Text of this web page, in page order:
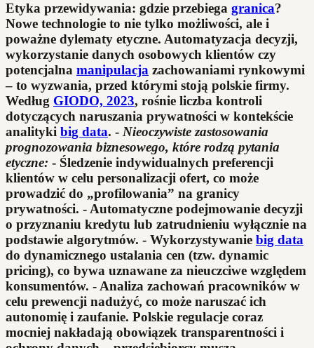
Etyka przewidywania: gdzie przebiega granica?
Nowe technologie to nie tylko możliwości, ale i
poważne dylematy etyczne. Automatyzacja decyzji,
wykorzystanie danych osobowych klientów czy
potencjalna manipulacja zachowaniami rynkowymi
– to wyzwania, przed którymi stoją polskie firmy.
Według GIODO, 2023, rośnie liczba kontroli
dotyczących naruszania prywatności w kontekście
analityki big data. - Nieoczywiste zastosowania
prognozowania biznesowego, które rodzą pytania
etyczne: - Śledzenie indywidualnych preferencji
klientów w celu personalizacji ofert, co może
prowadzić do „profilowania” na granicy
prywatności. - Automatyczne podejmowanie decyzji
o przyznaniu kredytu lub zatrudnieniu wyłącznie na
podstawie algorytmów. - Wykorzystywanie big data
do dynamicznego ustalania cen (tzw. dynamic
pricing), co bywa uznawane za nieuczciwe względem
konsumentów. - Analiza zachowań pracowników w
celu prewencji nadużyć, co może naruszać ich
autonomię i zaufanie. Polskie regulacje coraz
mocniej nakładają obowiązek transparentności i